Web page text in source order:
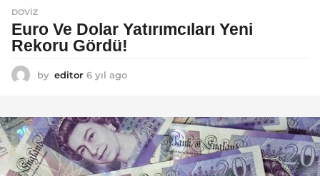
DOVIZ
Euro Ve Dolar Yatırımcıları Yeni
Rekoru Gördü!
by editor 6 yıl ago
l
a
o